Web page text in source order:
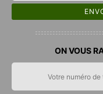
ON VOUS